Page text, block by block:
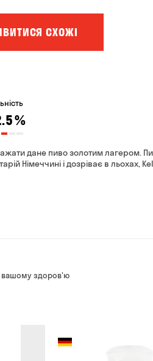
СХОЖІ
%
дане пиво золотим лагером.
Німеччині і дозріває в льохах,
— 200 грн
всього замовлення:
— 250 грн
вашому здоров'ю